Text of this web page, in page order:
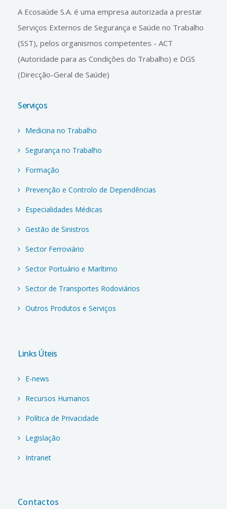
A Ecosaúde S.A. é uma empresa autorizada a prestar
Serviços Externos de Segurança e Saúde no Trabalho
(SST), pelos organismos competentes - ACT
(Autoridade para as Condições do Trabalho) e DGS
(Direcção-Geral de Saúde)
Serviços
Medicina no Trabalho
Segurança no Trabalho
Formação
Prevenção e Controlo de Dependências
Especialidades Médicas
Gestão de Sinistros
Sector Ferroviário
Sector Portuário e Marítimo
Sector de Transportes Rodoviários
Outros Produtos e Serviços
Links Úteis
E-news
Recursos Humanos
Política de Privacidade
Legislação
Intranet
Contactos